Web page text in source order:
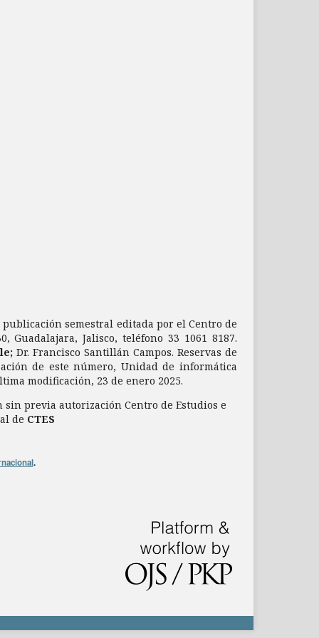
publicación semestral editada por el Centro de
Guadalajara, Jalisco, teléfono 33 1061 8187.
Dr. Francisco Santillán Campos. Reservas de
de este número, Unidad de informática
modificación, 23 de enero 2025.
previa autorización Centro de Estudios e
de CTES
.